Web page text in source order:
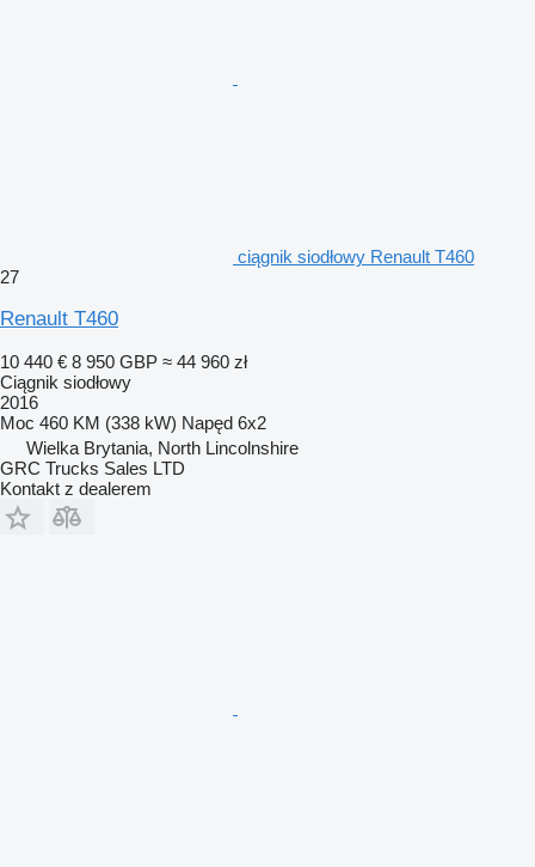
ciągnik siodłowy Renault T460
27
Renault T460
10 440 € 8 950 GBP ≈ 44 960 zł
Ciągnik siodłowy
2016
Moc 460 KM (338 kW) Napęd 6x2
Wielka Brytania, North Lincolnshire
GRC Trucks Sales LTD
Kontakt z dealerem